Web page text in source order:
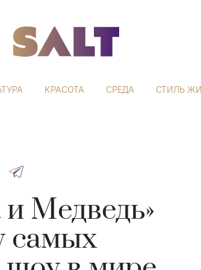
КРАСОТА СРЕДА СТИЛЬ
Медведь»
самых